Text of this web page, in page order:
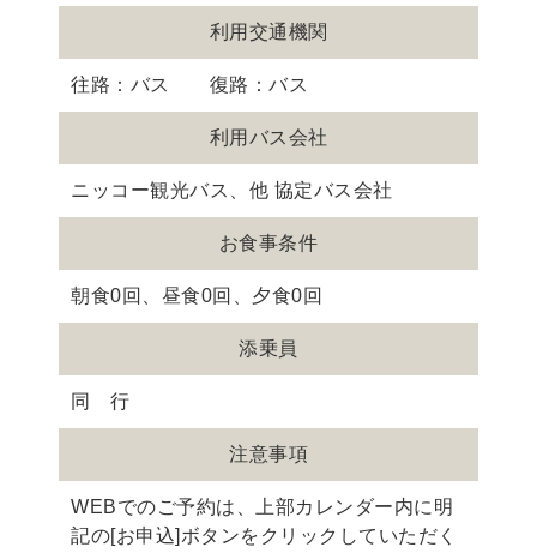
利用交通機関
往路：バス 復路：バス
利用バス会社
ニッコー観光バス、他 協定バス会社
お食事条件
朝食0回、昼食0回、夕食0回
添乗員
同 行
注意事項
WEBでのご予約は、上部カレンダー内に明
記の[お申込]ボタンをクリックしていただく